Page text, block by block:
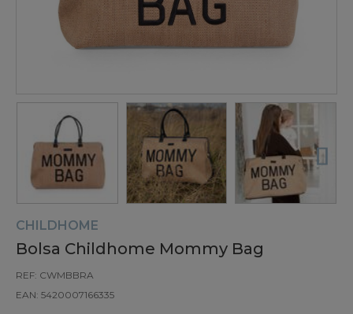
CHILDHOME
Bolsa Childhome Mommy Bag
REF: CWMBBRA
EAN: 5420007166335